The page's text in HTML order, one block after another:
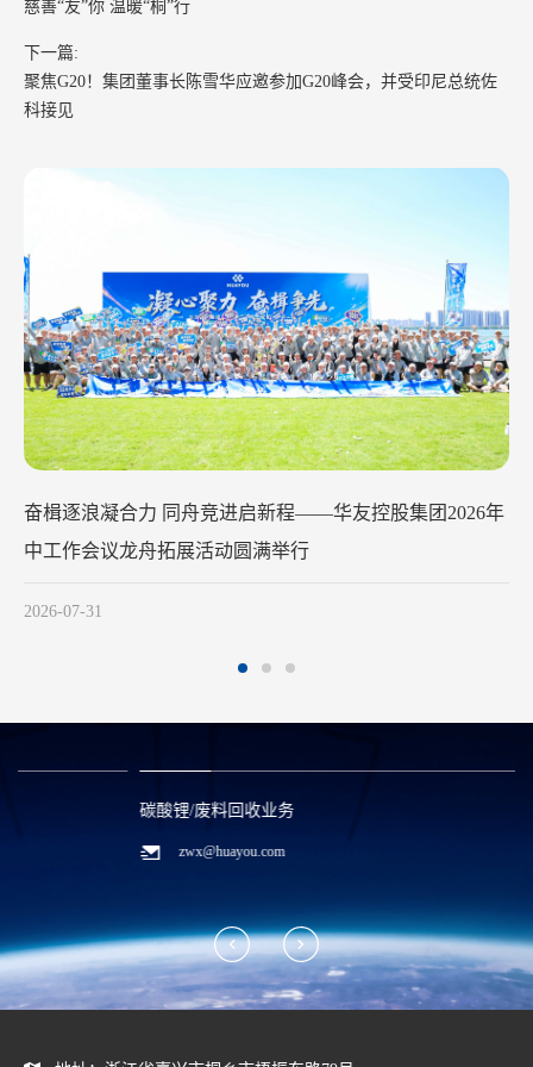
华友钴业2026年中工作会议在苏州召开
慈善“友”你 温暖“桐”行
下一篇:
聚焦G20！集团董事长陈雪华应邀参加G20峰会，并受印尼总统佐
科接见
碳酸锂/废料回收业务
zwx@huayou.com